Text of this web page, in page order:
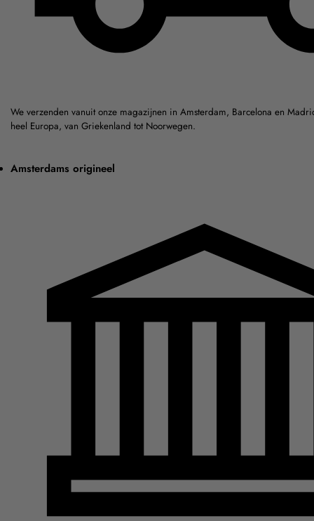
We verzenden vanuit onze magazijnen in Amsterdam, Barcelona en
heel Europa, van Griekenland tot Noorwegen.
Amsterdams origineel